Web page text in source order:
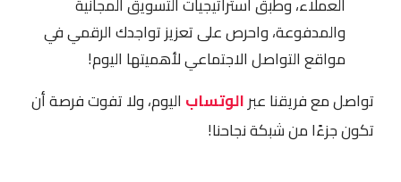
والمدفوعة، واحرص على تعزيز تواجدك الرقمي في
مواقع التواصل الاجتماعي لأهميتها اليوم!
تواصل مع فريقنا عبرالوتساب اليوم، ولا تفوت فرصة أن
تكون جزءًا من شبكة نجاحنا!